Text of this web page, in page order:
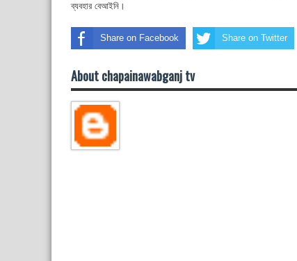
ব্যবহার বেআইনি।
Share on Facebook Share on Twitter
About chapainawabganj tv